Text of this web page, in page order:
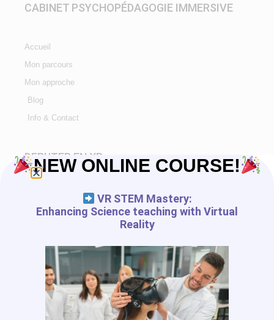
CABINET PSYCHOPÉDAGOGIE IMMERSIVE
Accueil
Mon parcours
Mon approche
Blog
Info & Contact
DEBUTER EN XR
Liste d'application
RESSOURCES GRATUITES
Journal des outils numériques
NEW ONLINE COURSE!
VR STEM Mastery:
Enhancing Science teaching with Virtual
Reality